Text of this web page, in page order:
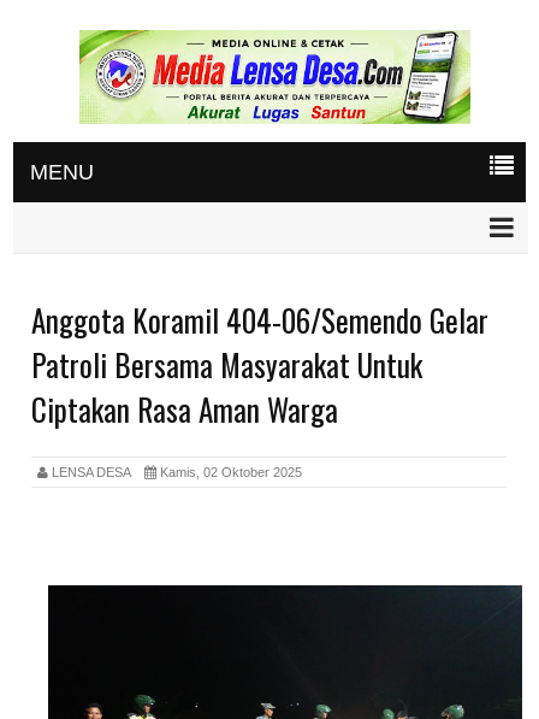
MENU
Anggota Koramil 404-06/Semendo Gelar
Patroli Bersama Masyarakat Untuk
Ciptakan Rasa Aman Warga
LENSA DESA Kamis, 02 Oktober 2025